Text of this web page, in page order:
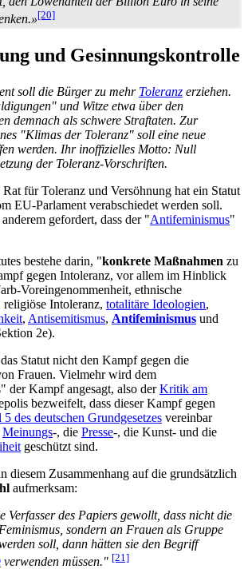
[20]
und Gesinnungskontrolle
soll die Bürger zu mehr Toleranz erziehen.
und Witze etwa über den
demnach als schwere Straftaten. Zur
"Klimas der Toleranz" soll eine neue
werden. Ihr inoffizielles Motto: Null
der Toleranz-Vorschriften.
für Toleranz und Versöhnung hat ein Statut
EU-Parlament verabschiedet werden soll.
gefordert, dass der "Antifeminismus"
bestehe darin, "konkrete Maßnahmen zu
gegen Intoleranz, vor allem im Hinblick
Vor­ein­genommen­heit, ethnische
religiöse Intoleranz, totalitäre Ideologien,
, Antisemitismus, Antifeminismus und
2e).
Statut nicht den Kampf gegen die
Frauen. Vielmehr wird dem
der Kampf angesagt, also derKritik am
bezweifelt, dass dieser Kampf gegen
des deutschen Grundgesetzes vereinbar
Meinungs-, die Presse-, die Kunst- und die
geschützt sind.
diesem Zusammenhang auf die grundsätzlich
aufmerksam:
Verfasser des Papiers gewollt, dass nicht die
sondern an Frauen als Gruppe
soll, dann hätten sie den Begriff
verwenden müssen." [21]